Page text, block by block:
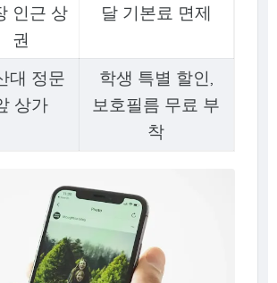
인근 상
권
달 기본료 면제
대 정문
상가
학생 특별 할인,
보호필름 무료 부
착